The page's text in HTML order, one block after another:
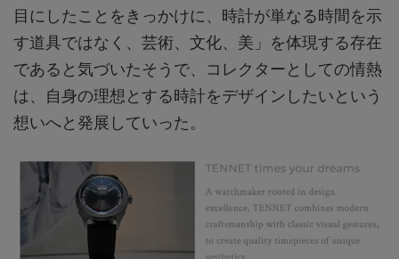
目にしたことをきっかけに、時計が単なる時間を示
す道具ではなく、芸術、文化、美」を体現する存在
であると気づいたそうで、コレクターとしての情熱
は、自身の理想とする時計をデザインしたいという
想いへと発展していった。